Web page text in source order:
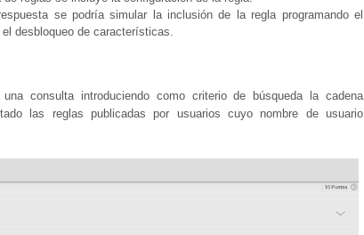
se podría simular la inclusión de la regla programando el
desbloqueo de características.
consulta introduciendo como criterio de búsqueda la cadena
las reglas publicadas por usuarios cuyo nombre de usuario